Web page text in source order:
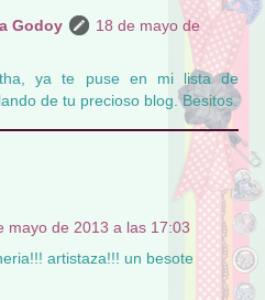
Godoy
18 de mayo de
ya te puse en mi lista de
de tu precioso blog. Besitos.
mayo de 2013 a las 17:03
artistaza!!! un besote